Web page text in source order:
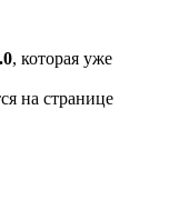
, которая уже
на странице